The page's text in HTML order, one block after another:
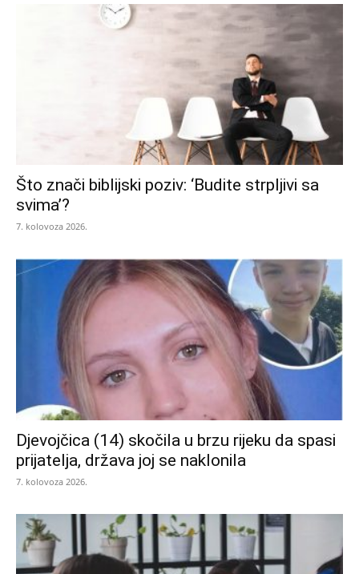
Što znači biblijski poziv: ‘Budite strpljivi sa
svima’?
7. kolovoza 2026.
Djevojčica (14) skočila u brzu rijeku da spasi
prijatelja, država joj se naklonila
7. kolovoza 2026.